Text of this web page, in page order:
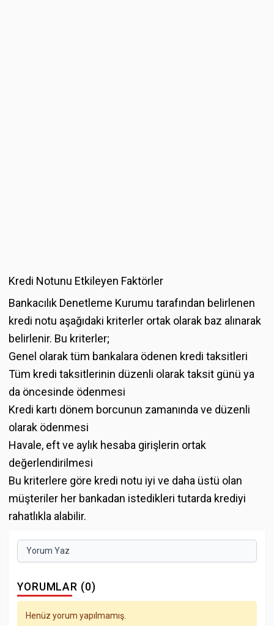
Kredi Notunu Etkileyen Faktörler
Bankacılık Denetleme Kurumu tarafından belirlenen
kredi notu aşağıdaki kriterler ortak olarak baz alınarak
belirlenir. Bu kriterler;
Genel olarak tüm bankalara ödenen kredi taksitleri
Tüm kredi taksitlerinin düzenli olarak taksit günü ya
da öncesinde ödenmesi
Kredi kartı dönem borcunun zamanında ve düzenli
olarak ödenmesi
Havale, eft ve aylık hesaba girişlerin ortak
değerlendirilmesi
Bu kriterlere göre kredi notu iyi ve daha üstü olan
müşteriler her bankadan istedikleri tutarda krediyi
rahatlıkla alabilir.
Yorum Yaz
YORUMLAR (0)
Henüz yorum yapılmamış.